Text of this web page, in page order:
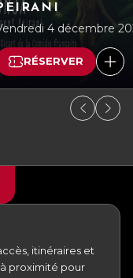
4 décembre
RÉSERVER
itinéraires et
proximité pour